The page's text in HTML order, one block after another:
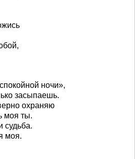
ночи»,
засыпаешь.
охраняю
моя ты.
судьба.
моя.